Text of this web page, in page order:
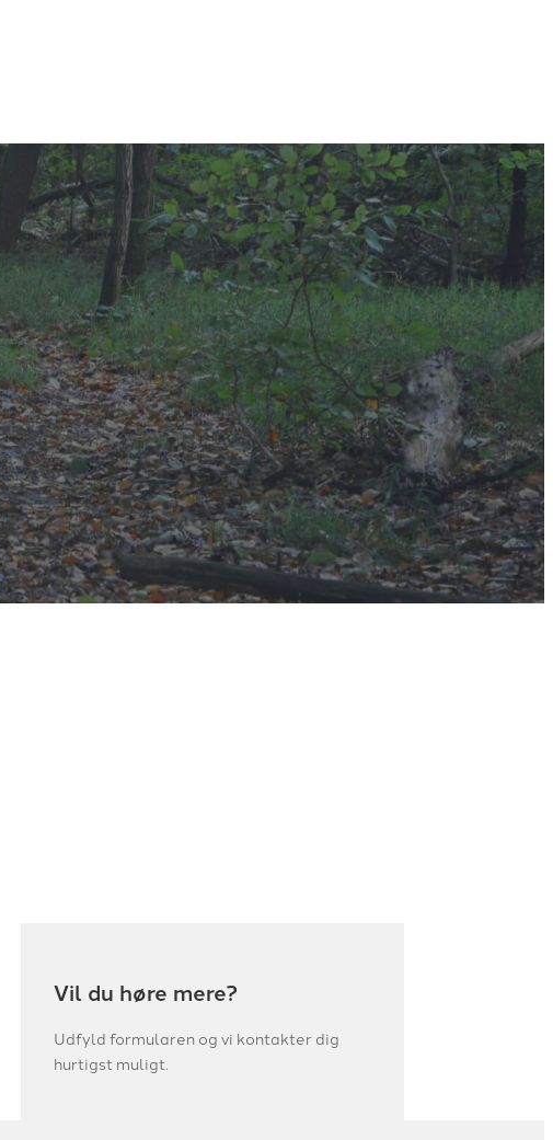
Vil du høre mere?
Udfyld formularen og vi kontakter dig
hurtigst muligt.